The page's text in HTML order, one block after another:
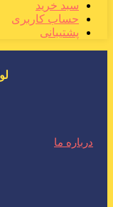
سبد خرید
حساب کاربری
پشتیبانی
درباره ما